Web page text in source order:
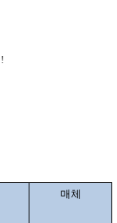
!
매체